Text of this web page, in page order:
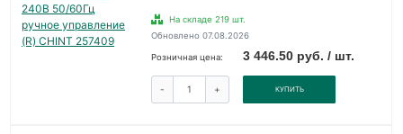
На складе 219 шт.
Обновлено 07.08.2026
Розничная цена: 3 446.50 руб. / шт.
- + КУПИТЬ